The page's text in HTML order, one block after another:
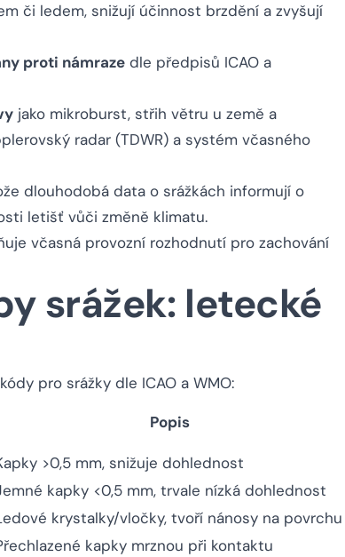
či ledem, snižují účinnost brzdění a zvyšují
proti námraze dle předpisů ICAO a
jako mikroburst, střih větru u země a
radar (TDWR) a systém včasného
dlouhodobá data o srážkách informují o
letišť vůči změně klimatu.
včasná provozní rozhodnutí pro zachování
srážek: letecké
pro srážky dle ICAO a WMO:
Popis
>0,5 mm, snižuje dohlednost
kapky <0,5 mm, trvale nízká dohlednost
krystalky/vločky, tvoří nánosy na povrchu
kapky mrznou při kontaktu